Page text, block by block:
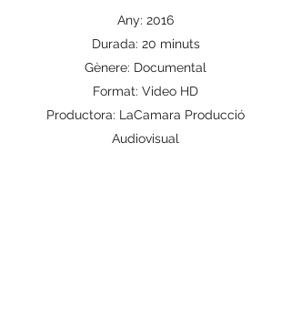
Any: 2016
Durada: 20 minuts
Gènere: Documental
Format: Video HD
Productora: LaCamara Producció
Audiovisual